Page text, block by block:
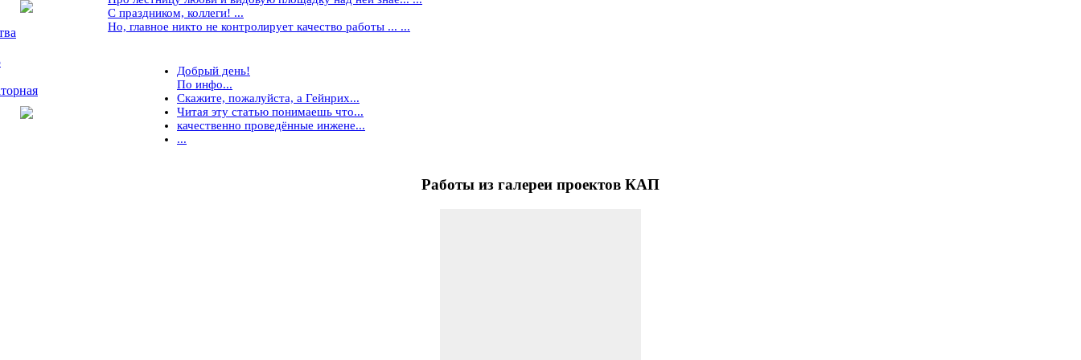
С праздником, коллеги! ...
Но, главное никто не контролирует качество работы ... ...
Добрый день!
По инфо...
Скажите, пожалуйста, а Гейнрих...
Читая эту статью понимаешь что...
качественно проведённые инжене...
...
Работы из галереи проектов КАП